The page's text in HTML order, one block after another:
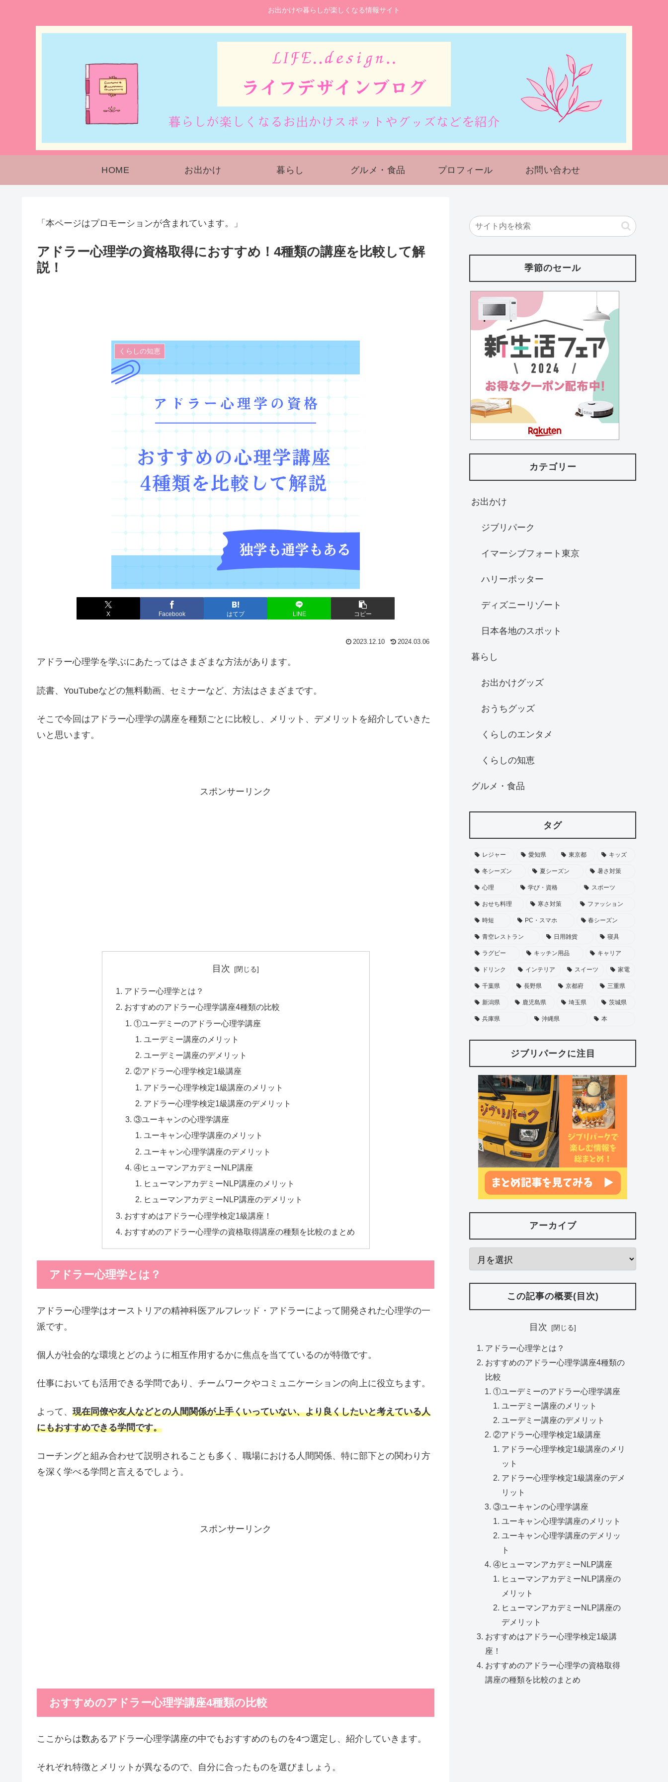
お出かけや暮らしが楽しくなる情報サイト
HOME お出かけ 暮らし グルメ・食品 プロフィール お問い合わせ
「本ページはプロモーションが含まれています。」
アドラー心理学の資格取得におすすめ！4種類の講座を比較して解
説！
くらしの知恵
X Facebook はてブ LINE コピー
2023.12.10 2024.03.06
アドラー心理学を学ぶにあたってはさまざまな方法があります。
読書、YouTubeなどの無料動画、セミナーなど、方法はさまざまです。
そこで今回はアドラー心理学の講座を種類ごとに比較し、メリット、デメリットを紹介していきた
いと思います。
スポンサーリンク
目次
アドラー心理学とは？
おすすめのアドラー心理学講座4種類の比較
①ユーデミーのアドラー心理学講座
ユーデミー講座のメリット
ユーデミー講座のデメリット
②アドラー心理学検定1級講座
アドラー心理学検定1級講座のメリット
アドラー心理学検定1級講座のデメリット
③ユーキャンの心理学講座
ユーキャン心理学講座のメリット
ユーキャン心理学講座のデメリット
④ヒューマンアカデミーNLP講座
ヒューマンアカデミーNLP講座のメリット
ヒューマンアカデミーNLP講座のデメリット
おすすめはアドラー心理学検定1級講座！
おすすめのアドラー心理学の資格取得講座の種類を比較のまとめ
アドラー心理学とは？
アドラー心理学はオーストリアの精神科医アルフレッド・アドラーによって開発された心理学の一
派です。
個人が社会的な環境とどのように相互作用するかに焦点を当てているのが特徴です。
仕事においても活用できる学問であり、チームワークやコミュニケーションの向上に役立ちます。
よって、 現在同僚や友人などとの人間関係が上手くいっていない、より良くしたいと考えている人
にもおすすめできる学問です。
コーチングと組み合わせて説明されることも多く、職場における人間関係、特に部下との関わり方
を深く学べる学問と言えるでしょう。
スポンサーリンク
おすすめのアドラー心理学講座4種類の比較
ここからは数あるアドラー心理学講座の中でもおすすめのものを4つ選定し、紹介していきます。
それぞれ特徴とメリットが異なるので、自分に合ったものを選びましょう。
季節のセール
カテゴリー
お出かけ
ジブリパーク
イマーシブフォート東京
ハリーポッター
ディズニーリゾート
日本各地のスポット
暮らし
お出かけグッズ
おうちグッズ
くらしのエンタメ
くらしの知恵
グルメ・食品
タグ
レジャー 愛知県 東京都 キッズ
冬シーズン 夏シーズン 暑さ対策
心理 学び・資格 スポーツ
おせち料理 寒さ対策 ファッション
時短 PC・スマホ 春シーズン
青空レストラン 日用雑貨 寝具
ラグビー キッチン用品 キャリア
ドリンク インテリア スイーツ 家電
千葉県 長野県 京都府 三重県
新潟県 鹿児島県 埼玉県 茨城県
兵庫県 沖縄県 本
ジブリパークに注目
アーカイブ
この記事の概要(目次)
目次
アドラー心理学とは？
おすすめのアドラー心理学講座4種類の
比較
①ユーデミーのアドラー心理学講座
ユーデミー講座のメリット
ユーデミー講座のデメリット
②アドラー心理学検定1級講座
アドラー心理学検定1級講座のメリ
ット
アドラー心理学検定1級講座のデメ
リット
③ユーキャンの心理学講座
ユーキャン心理学講座のメリット
ユーキャン心理学講座のデメリッ
ト
④ヒューマンアカデミーNLP講座
ヒューマンアカデミーNLP講座の
メリット
ヒューマンアカデミーNLP講座の
デメリット
おすすめはアドラー心理学検定1級講
座！
おすすめのアドラー心理学の資格取得
講座の種類を比較のまとめ